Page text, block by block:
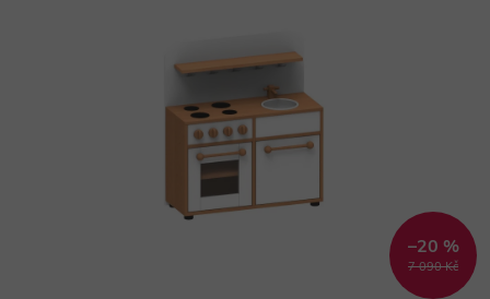
7 090 Kč
–20 %